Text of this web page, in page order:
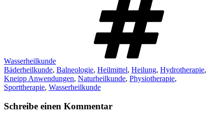
Wasserheilkunde
Bäderheilkunde, Balneologie, Heilmittel, Heilung, Hydrotherapie,
Kneipp Anwendungen, Naturheilkunde, Physiotherapie,
Sporttherapie, Wasserheilkunde
Schreibe einen Kommentar